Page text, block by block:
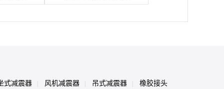
式减震器 风机减震器 吊式减震器 橡胶接头